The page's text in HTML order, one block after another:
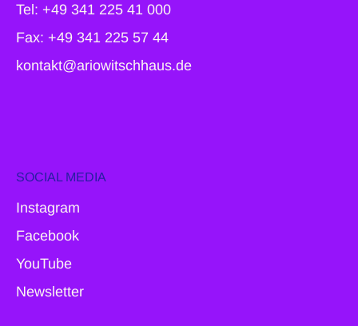
SOCIAL MEDIA
Instagram
Facebook
YouTube
Newsletter
Tel: +49 341 225 41 000
Fax: +49 341 225 57 44
kontakt@ariowitschhaus.de